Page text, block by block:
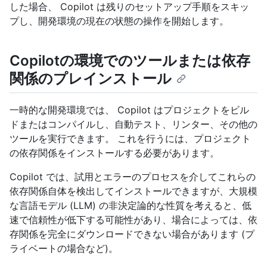
した場合、 Copilot は残りのセットアップ手順をスキッ
プし、開発環境の現在の状態の操作を開始します。
Copilotの環境でのツールまたは依存
関係のプレインストール
一時的な開発環境では、 Copilot はプロジェクトをビル
ドまたはコンパイルし、自動テスト、リンター、その他の
ツールを実行できます。 これを行うには、プロジェクト
の依存関係をインストールする必要があります。
Copilot では、試用とエラーのプロセスを介してこれらの
依存関係自体を検出してインストールできますが、大規模
な言語モデル (LLM) の非決定論的な性質を考えると、低
速で信頼性が低下する可能性があり、場合によっては、依
存関係を完全にダウンロードできない場合があります (プ
ライベートの場合など)。